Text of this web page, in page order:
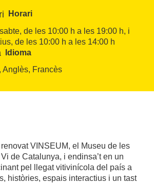
Horari
de les 10:00 h a les 19:00 h, i
de les 10:00 h a les 14:00 h
Idioma
Anglès, Francès
VINSEUM, el Museu de les
de Catalunya, i endinsa’t en un
pel llegat vitivinícola del país a
històries, espais interactius i un tast